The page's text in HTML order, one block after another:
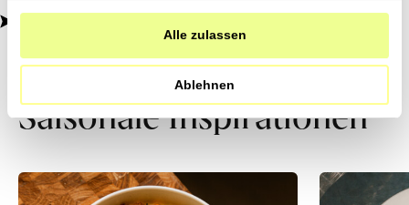
haben.
Alle zulassen
Ablehnen
100% transparent, 0% Zusatzstoffe.
Saisonale Inspirationen